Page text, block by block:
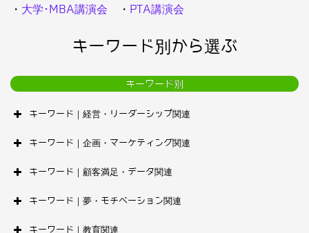
・ 大学･MBA講演会 ・ PTA講演会
キーワード別から選ぶ
キーワード別
キーワード｜経営・リーダーシップ関連
キーワード｜企画・マーケティング関連
キーワード｜顧客満足・データ関連
キーワード｜夢・モチベーション関連
キーワード｜教育関連